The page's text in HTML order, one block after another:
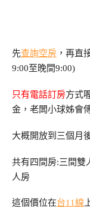
先查詢空房 ，再直
9:00至晚間9:00)
只有電話訂房方式
金，老闆小球姊會
大概開放到三個月
共有四間房:三間雙
人房
這個價位在台11線